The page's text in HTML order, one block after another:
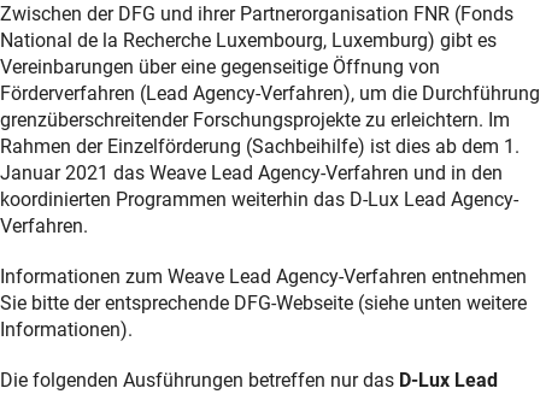
Zwischen der DFG und ihrer Partnerorganisation FNR (Fonds
National de la Recherche Luxembourg, Luxemburg) gibt es
Vereinbarungen über eine gegenseitige Öffnung von
Förderverfahren (Lead Agency-Verfahren), um die Durchführung
grenzüberschreitender Forschungsprojekte zu erleichtern. Im
Rahmen der Einzelförderung (Sachbeihilfe) ist dies ab dem 1.
Januar 2021 das Weave Lead Agency-Verfahren und in den
koordinierten Programmen weiterhin das D-Lux Lead Agency-
Verfahren.
Informationen zum Weave Lead Agency-Verfahren entnehmen
Sie bitte der entsprechende DFG-Webseite (siehe unten weitere
Informationen).
Die folgenden Ausführungen betreffen nur das D-Lux Lead